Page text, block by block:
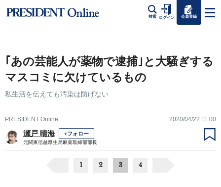
検索 ログイン 会員登録
｢あの芸能人が薬物で逮捕｣と大騒ぎする
マスコミに欠けているもの
私生活を伝えても汚染は防げない
PRESIDENT Online 2020/04/22 11:00
瀬戸 晴海 +フォロー
元関東信越厚生局麻薬取締部部長
1 2 3 4